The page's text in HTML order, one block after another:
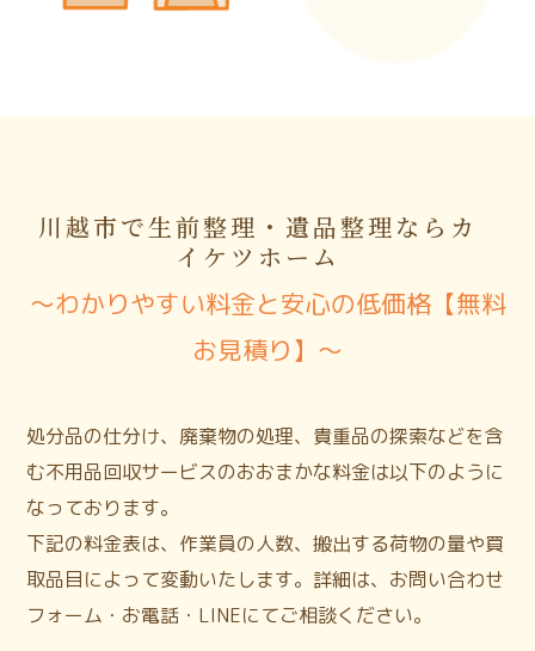
川越市で生前整理・遺品整理ならカ
イケツホーム
〜わかりやすい料金と安心の低価格【無料
お見積り】〜
処分品の仕分け、廃棄物の処理、貴重品の探索などを含
む不用品回収サービスのおおまかな料金は以下のように
なっております。
下記の料金表は、作業員の人数、搬出する荷物の量や買
取品目によって変動いたします。詳細は、お問い合わせ
フォーム・お電話・LINEにてご相談ください。